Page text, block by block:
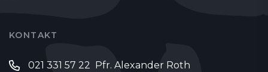
KONTAKT
021 331 57 22 Pfr. Alexander Roth